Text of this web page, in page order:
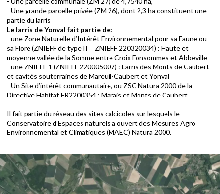
- Une grande parcelle privée (ZM 26), dont 2,3 ha constituent une
partie du larris
Le larris de Yonval fait partie de:
- une Zone Naturelle d’Intérêt Environnemental pour sa Faune ou
sa Flore (ZNIEFF de type II = ZNIEFF 220320034) : Haute et
moyenne vallée de la Somme entre Croix Fonsommes et Abbeville
- une ZNIEFF 1 (ZNIEFF 220005007) : Larris des Monts de Caubert
et cavités souterraines de Mareuil-Caubert et Yonval
- Un Site d’intérêt communautaire, ou ZSC Natura 2000 de la
Directive Habitat FR2200354 : Marais et Monts de Caubert
Il fait partie du réseau des sites calcicoles sur lesquels le
Conservatoire d’Espaces naturels a ouvert des Mesures Agro
Environnemental et Climatiques (MAEC) Natura 2000.